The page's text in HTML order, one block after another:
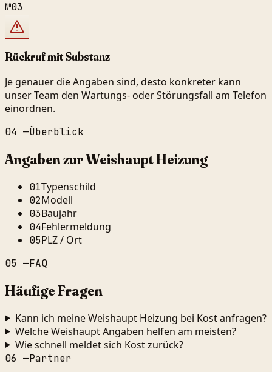
№03
Rückruf mit Substanz
Je genauer die Angaben sind, desto konkreter kann
unser Team den Wartungs- oder Störungsfall am Telefon
einordnen.
04 —Überblick
Angaben zur Weishaupt Heizung
01Typenschild
02Modell
03Baujahr
04Fehlermeldung
05PLZ / Ort
05 —FAQ
Häufige Fragen
Kann ich meine Weishaupt Heizung bei Kost anfragen?
Welche Weishaupt Angaben helfen am meisten?
Wie schnell meldet sich Kost zurück?
06 —Partner